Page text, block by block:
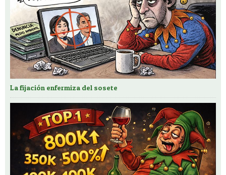
La fijación enfermiza del sosete